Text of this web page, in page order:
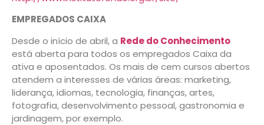
EMPREGADOS CAIXA
Desde o início de abril, a Rede do Conhecimento
está aberta para todos os empregados Caixa da
ativa e aposentados. Os mais de cem cursos abertos
atendem a interesses de várias áreas: marketing,
liderança, idiomas, tecnologia, finanças, artes,
fotografia, desenvolvimento pessoal, gastronomia e
jardinagem, por exemplo.